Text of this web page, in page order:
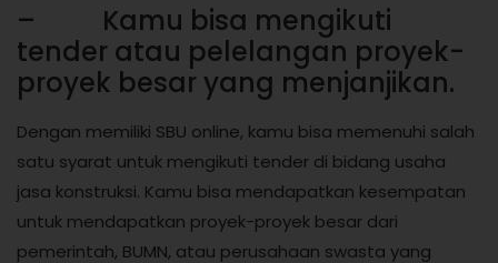
– Kamu bisa mengikuti
tender atau pelelangan proyek-
proyek besar yang menjanjikan.
Dengan memiliki SBU online, kamu bisa memenuhi salah
satu syarat untuk mengikuti tender di bidang usaha
jasa konstruksi. Kamu bisa mendapatkan kesempatan
untuk mendapatkan proyek-proyek besar dari
pemerintah, BUMN, atau perusahaan swasta yang